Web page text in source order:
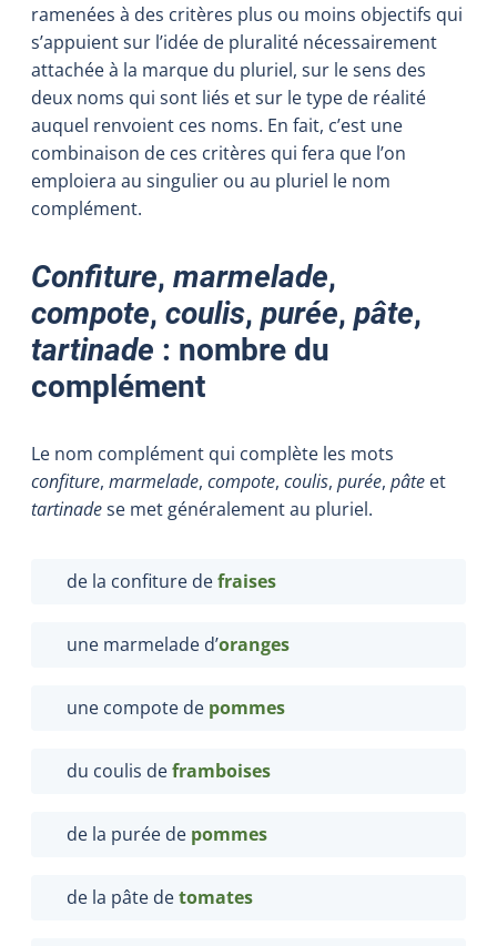
ramenées à des critères plus ou moins objectifs qui
s’appuient sur l’idée de pluralité nécessairement
attachée à la marque du pluriel, sur le sens des
deux noms qui sont liés et sur le type de réalité
auquel renvoient ces noms. En fait, c’est une
combinaison de ces critères qui fera que l’on
emploiera au singulier ou au pluriel le nom
complément.
Confiture, marmelade,
compote, coulis, purée, pâte,
tartinade : nombre du
complément
Le nom complément qui complète les mots
confiture, marmelade, compote, coulis, purée, pâte et
tartinadese met généralement au pluriel.
de la confiture defraises
une marmelade d’oranges
une compote de pommes
du coulis deframboises
de la purée de pommes
de la pâte detomates